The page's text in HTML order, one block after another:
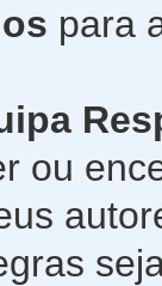
para
ou